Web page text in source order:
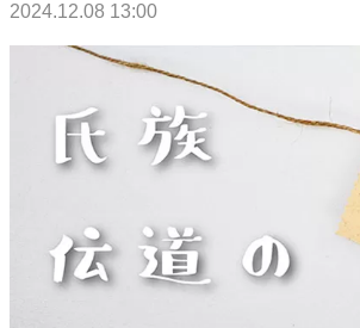
2024.12.08 13:00